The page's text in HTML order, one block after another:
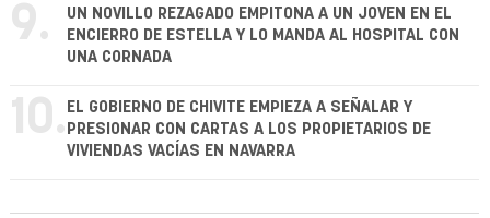
9.
UN NOVILLO REZAGADO EMPITONA A UN JOVEN EN EL
ENCIERRO DE ESTELLA Y LO MANDA AL HOSPITAL CON
UNA CORNADA
10. EL GOBIERNO DE CHIVITE EMPIEZA A SEÑALAR Y
PRESIONAR CON CARTAS A LOS PROPIETARIOS DE
VIVIENDAS VACÍAS EN NAVARRA